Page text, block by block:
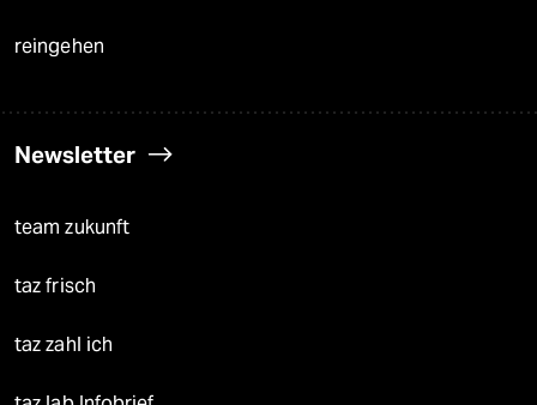
reingehen
Newsletter
team zukunft
taz frisch
taz zahl ich